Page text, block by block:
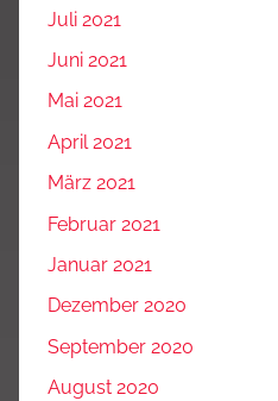
Juli 2021
Juni 2021
Mai 2021
April 2021
März 2021
Februar 2021
Januar 2021
Dezember 2020
September 2020
August 2020